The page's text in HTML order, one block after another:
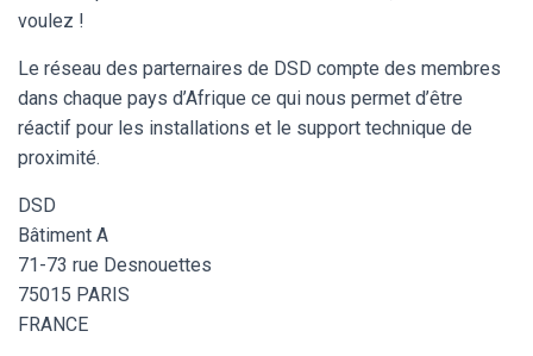
voulez !
Le réseau des parternaires de DSD compte des membres
dans chaque pays d’Afrique ce qui nous permet d’être
réactif pour les installations et le support technique de
proximité.
DSD
Bâtiment A
71-73 rue Desnouettes
75015 PARIS
FRANCE